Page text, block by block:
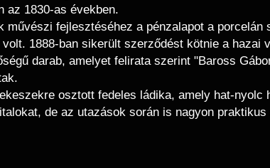
az 1830-as években.
művészi fejlesztéséhez a pénzalapot a
1888-ban sikerült szerződést kötnie a
darab, amelyet felirata szerint "Baross
osztott fedeles ládika, amely hat-
de az utazások során is nagyon